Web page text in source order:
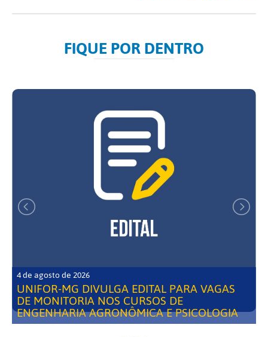
FIQUE POR DENTRO
4 de agosto de 2026
UNIFOR-MG DIVULGA EDITAL PARA VAGAS
DE MONITORIA NOS CURSOS DE
ENGENHARIA AGRONÔMICA E PSICOLOGIA